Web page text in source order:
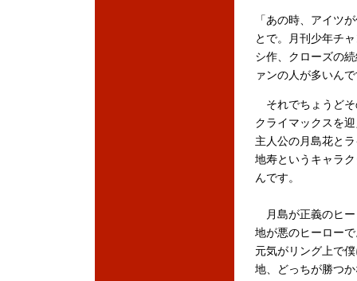
「あの時、アイツ
とで。月刊少年チ
シ作、クローズの
ァンの人が多いん
それでちょうどそ
クライマックスを
主人公の月島花と
地寿というキャラ
んです。
月島が正義のヒー
地が悪のヒーロー
元気がリング上で
地、どっちが勝つ